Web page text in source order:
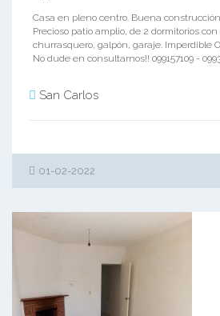
Casa en pleno centro. Buena
Precioso patio amplio, de 2 dormitorios
churrasquero, galpón, garaje. Imperdible
No dude en consultarnos!! 099157109 -
San Carlos
01-02-2022